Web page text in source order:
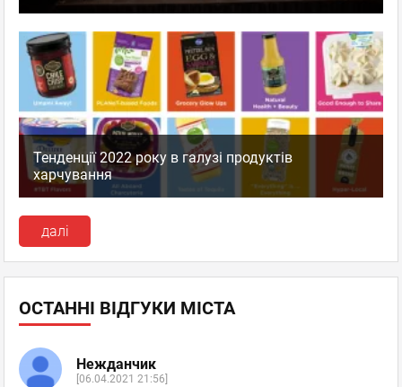
Тенденції 2022 року в галузі продуктів
харчування
далі
ОСТАННІ ВІДГУКИ МІСТА
Нежданчик
[06.04.2021 21:56]